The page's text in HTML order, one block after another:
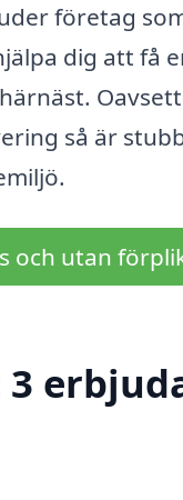
företag
dig att få
så är
och utan